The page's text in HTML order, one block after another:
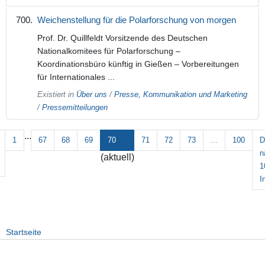
Weichenstellung für die Polarforschung von morgen
Prof. Dr. Quillfeldt Vorsitzende des Deutschen
Nationalkomitees für Polarforschung –
Koordinationsbüro künftig in Gießen – Vorbereitungen
für Internationales ...
Existiert in Über uns / Presse, Kommunikation und Marketing
/ Pressemitteilungen
1 ... 67 68 69 70
(aktuell)
71 72 73 ... 100
Startseite